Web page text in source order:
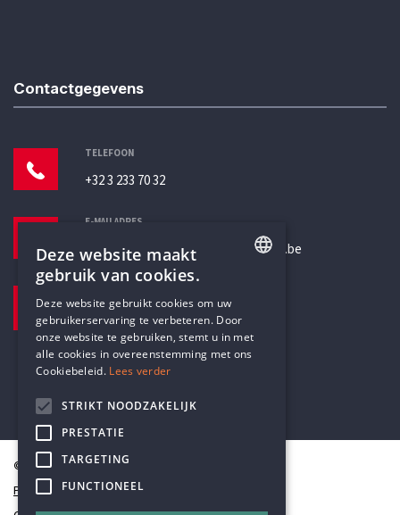
Contactgegevens
TELEFOON
+32 3 233 70 32
E-MAILADRES
secretariaat@humanistischverbond.be
Pottenbrug 4
Antwerpen, 2000
© Humanistisch Verbond 2026
Privacy
DUTCH
Deze website maakt
gebruik van cookies.
Deze website gebruikt cookies om uw
gebruikerservaring te verbeteren. Door
onze website te gebruiken, stemt u in met
alle cookies in overeenstemming met ons
Cookiebeleid. Lees verder
STRIKT NOODZAKELIJK
PRESTATIE
TARGETING
FUNCTIONEEL